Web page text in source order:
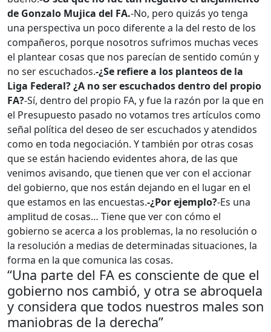
de Gonzalo Mujica del FA.-No, pero quizás yo tenga
una perspectiva un poco diferente a la del resto de los
compañeros, porque nosotros sufrimos muchas veces
el plantear cosas que nos parecían de sentido común y
no ser escuchados.-¿Se refiere a los planteos de la
Liga Federal? ¿A no ser escuchados dentro del propio
FA?-Sí, dentro del propio FA, y fue la razón por la que en
el Presupuesto pasado no votamos tres artículos como
señal política del deseo de ser escuchados y atendidos
como en toda negociación. Y también por otras cosas
que se están haciendo evidentes ahora, de las que
venimos avisando, que tienen que ver con el accionar
del gobierno, que nos están dejando en el lugar en el
que estamos en las encuestas.-¿Por ejemplo?-Es una
amplitud de cosas… Tiene que ver con cómo el
gobierno se acerca a los problemas, la no resolución o
la resolución a medias de determinadas situaciones, la
forma en la que comunica las cosas.
“Una parte del FA es consciente de que el
gobierno nos cambió, y otra se abroquela
y considera que todos nuestros males son
maniobras de la derecha”